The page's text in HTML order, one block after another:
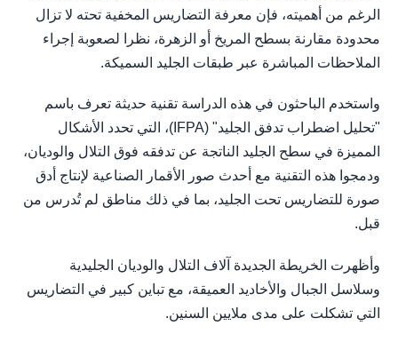
الرغم من أهميته، فإن معرفة التضاريس المخفية تحته لا تزال
محدودة مقارنة بسطح المريخ أو الزهرة، نظرا لصعوبة إجراء
الملاحظات المباشرة عبر طبقات الجليد السميكة.
واستخدم الباحثون في هذه الدراسة تقنية حديثة تعرف باسم
"تحليل اضطراب تدفق الجليد" (IFPA)، التي تحدد الأشكال
المميزة في سطح الجليد الناتجة عن تدفقه فوق التلال والوديان،
ودمجوا هذه التقنية مع أحدث صور الأقمار الصناعية لإنتاج أدق
صورة للتضاريس تحت الجليد، بما في ذلك مناطق لم تُدرس من
قبل.
وأظهرت الخريطة الجديدة آلاف التلال والوديان الجليدية
وسلاسل الجبال والأخاديد العميقة، مع تباين كبير في التضاريس
التي تشكلت على مدى ملايين السنين.